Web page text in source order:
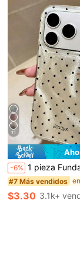
11
-6% 1 pieza Funda de teléfono IMD brillante con lentejuelas asimétricas y efecto de ondas de agua, compatible con iPhone 17 Pro Max 17 Pro 16 Pro Max
#7 Más vendidos
$3.30 3.1k+